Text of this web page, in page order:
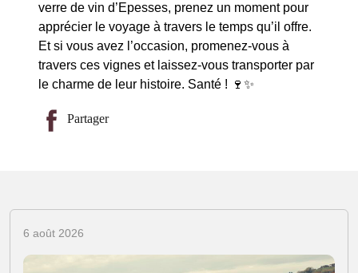
verre de vin d’Epesses, prenez un moment pour
apprécier le voyage à travers le temps qu’il offre.
Et si vous avez l’occasion, promenez-vous à
travers ces vignes et laissez-vous transporter par
le charme de leur histoire. Santé ! 🍷✨
Partager
6 août 2026